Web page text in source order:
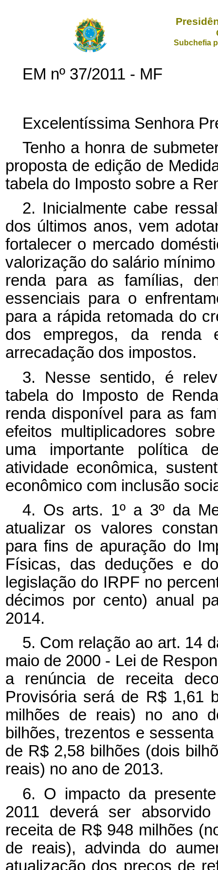
Subchefia
EM nº 37/2011 - MF
Excelentíssima Senhora
Tenho a honra de
proposta de edição de
tabela do Imposto sobre a
2. Inicialmente cabe
dos últimos anos, vem
fortalecer o mercado
valorização do salário
renda para as famílias,
essenciais para o
para a rápida retomada do
dos empregos, da renda
arrecadação dos impostos.
3. Nesse sentido, é
tabela do Imposto de
renda disponível para as
efeitos multiplicadores
uma importante política
atividade econômica,
econômico com inclusão
4. Os arts. 1º a 3º da
atualizar os valores
para fins de apuração do
Físicas, das deduções e
legislação do IRPF no
décimos por cento) anual
2014.
5. Com relação ao art. 14
maio de 2000 - Lei de
a renúncia de receita
Provisória será de R$ 1,61
milhões de reais) no ano
bilhões, trezentos e
de R$ 2,58 bilhões (dois
reais) no ano de 2013.
6. O impacto da
2011 deverá ser
receita de R$ 948 milhões
de reais), advinda do
atualização dos preços de